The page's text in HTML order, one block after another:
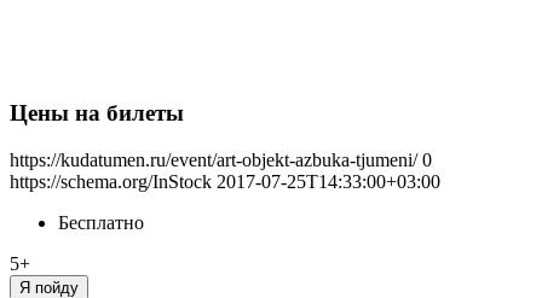
Цены на билеты
https://kudatumen.ru/event/art-objekt-azbuka-tjumeni/ 0
https://schema.org/InStock 2017-07-25T14:33:00+03:00
Бесплатно
5+
Я пойду